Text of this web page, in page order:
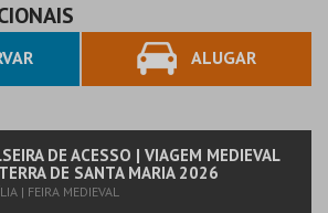
ALUGAR
DE ACESSO | VIAGEM MEDIEVAL
DE SANTA MARIA 2026
| FEIRA MEDIEVAL